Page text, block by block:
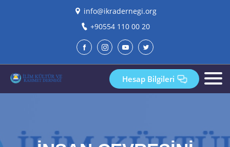
info@ikradernegi.org
+90554 110 00 20
Hesap Bilgileri